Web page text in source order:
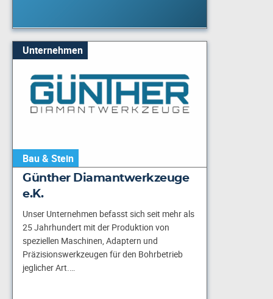
Unternehmen
Bau & Stein
Günther Diamantwerkzeuge
e.K.
Unser Unternehmen befasst sich seit mehr als
25 Jahrhundert mit der Produktion von
speziellen Maschinen, Adaptern und
Präzisionswerkzeugen für den Bohrbetrieb
jeglicher Art.…